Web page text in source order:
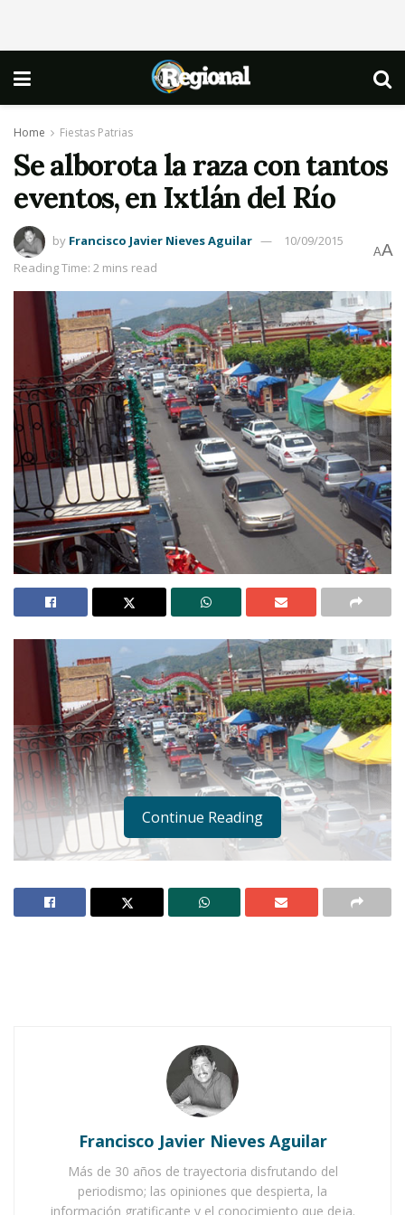
Home Fiestas Patrias
Se alborota la raza con tantos
eventos, en Ixtlán del Río
by Francisco Javier Nieves Aguilar
10/09/2015
Reading Time: 2 mins read
AA
municipal de Ixtlán, ni siquiera tienen tiempo
para pensar en el descanso. Y tan pronto como
inició el mes de septiembre el quehacer se ha
incrementado.
Notas Relacionadas
Continue Reading
Francisco Javier Nieves Aguilar
Más de 30 años de trayectoria disfrutando del
periodismo; las opiniones que despierta, la
información gratificante y el conocimiento que deja.